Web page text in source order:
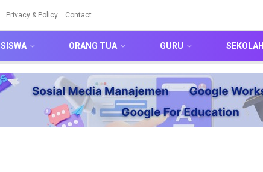
Privacy & Policy Contact
SISWA ORANG TUA GURU SEKOLAH